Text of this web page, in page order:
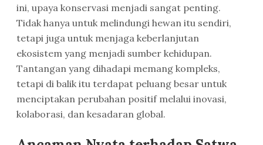
ini, upaya konservasi menjadi sangat penting.
Tidak hanya untuk melindungi hewan itu sendiri,
tetapi juga untuk menjaga keberlanjutan
ekosistem yang menjadi sumber kehidupan.
Tantangan yang dihadapi memang kompleks,
tetapi di balik itu terdapat peluang besar untuk
menciptakan perubahan positif melalui inovasi,
kolaborasi, dan kesadaran global.